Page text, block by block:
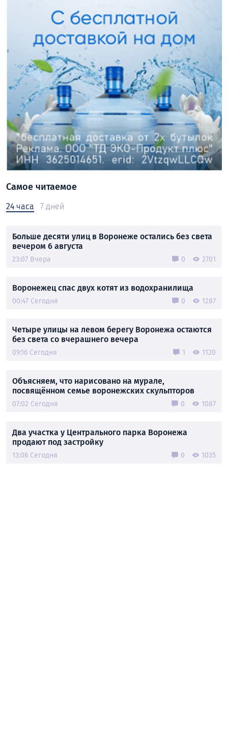
Самое читаемое
24 часа 7 дней
Больше десяти улиц в Воронеже остались без света
вечером 6 августа
23:07 Вчера 0 2701
Воронежец спас двух котят из водохранилища
00:47 Сегодня 0 1287
Четыре улицы на левом берегу Воронежа остаются
без света со вчерашнего вечера
09:16 Сегодня 1 1120
Объясняем, что нарисовано на мурале,
посвящённом семье воронежских скульпторов
07:02 Сегодня 0 1087
Два участка у Центрального парка Воронежа
продают под застройку
13:06 Сегодня 0 1035